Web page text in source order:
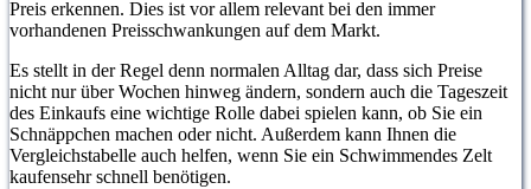
Preis erkennen. Dies ist vor allem relevant bei den immer
vorhandenen Preisschwankungen auf dem Markt.
Es stellt in der Regel denn normalen Alltag dar, dass sich Preise
nicht nur über Wochen hinweg ändern, sondern auch die Tageszeit
des Einkaufs eine wichtige Rolle dabei spielen kann, ob Sie ein
Schnäppchen machen oder nicht. Außerdem kann Ihnen die
Vergleichstabelle auch helfen, wenn Sie ein Schwimmendes Zelt
kaufensehr schnell benötigen.